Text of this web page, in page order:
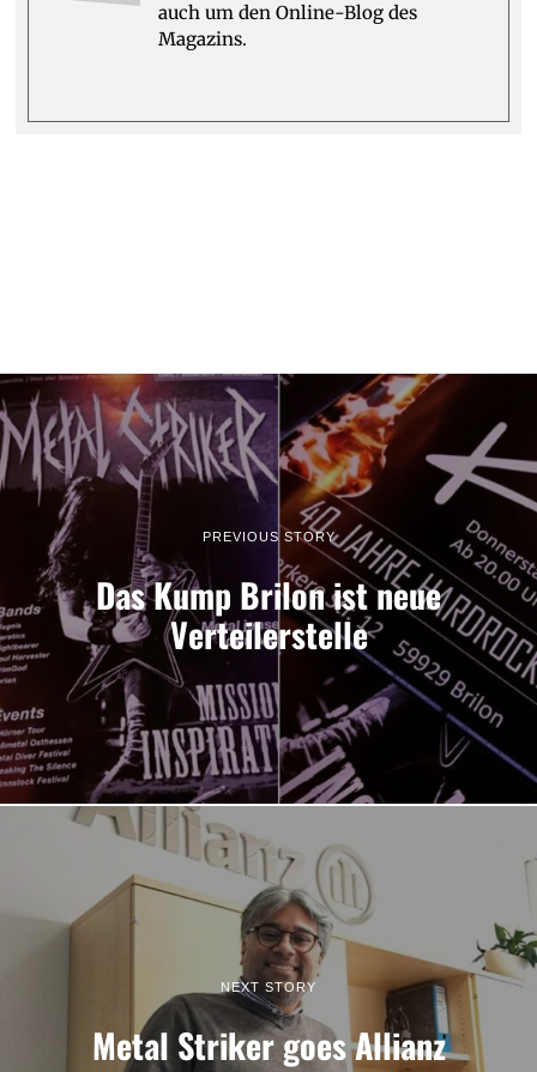
auch um den Online-Blog des
Magazins.
PREVIOUS STORY
Das Kump Brilon ist neue
Verteilerstelle
NEXT STORY
Metal Striker goes Allianz